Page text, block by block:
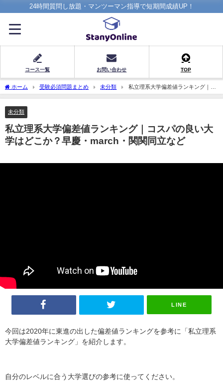
24時間質問し放題・マンツーマン指導で短期間成績UP！
コース一覧 お問い合わせ TOP
ホーム 受験必須問題まとめ 未分類
私立理系大学偏差値ランキング｜コ
スパの良い大学はどこか？早慶・march・関関同立など
未分類
私立理系大学偏差値ランキング｜コスパの良い大
学はどこか？早慶・march・関関同立など
LINE
今回は2020年に東進の出した偏差値ランキングを参考に「私立理系
大学偏差値ランキング」を紹介します。
自分のレベルに合う大学選びの参考に使ってください。